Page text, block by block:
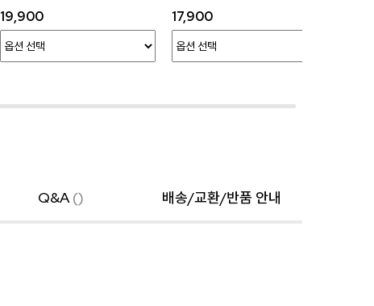
19,900 17,900
Q&A() 배송/교환/반품 안내